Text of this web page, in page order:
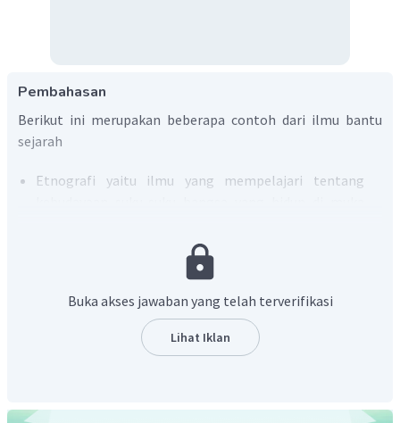
Pembahasan
Berikut ini merupakan beberapa contoh dari ilmu bantu
sejarah
Etnografi yaitu ilmu yang mempelajari tentang
Antropologi yaitu ilmu tentang organisme manusia
dan tentang manusia sebagai objek sejarah alam.
kebudayaan masa lalu berdasarkan benda kuno
peninggalan masa lampau.
Geologi ilmu tentang komposisi, struktur dan sejarah
Buka akses jawaban yang telah terverifikasi
Lihat Iklan